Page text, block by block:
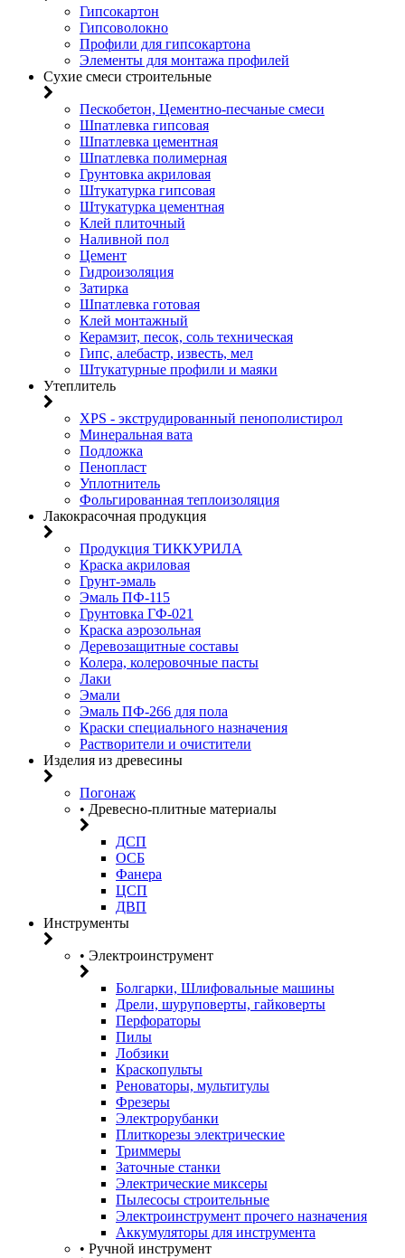
Гипсокартон
Гипсоволокно
Профили для гипсокартона
Элементы для монтажа профилей
Сухие смеси строительные
Пескобетон, Цементно-песчаные смеси
Шпатлевка гипсовая
Шпатлевка цементная
Шпатлевка полимерная
Грунтовка акриловая
Штукатурка гипсовая
Штукатурка цементная
Клей плиточный
Наливной пол
Цемент
Гидроизоляция
Затирка
Шпатлевка готовая
Клей монтажный
Керамзит, песок, соль техническая
Гипс, алебастр, известь, мел
Штукатурные профили и маяки
Утеплитель
XPS - экструдированный пенополистирол
Минеральная вата
Подложка
Пенопласт
Уплотнитель
Фольгированная теплоизоляция
Лакокрасочная продукция
Продукция ТИККУРИЛА
Краска акриловая
Грунт-эмаль
Эмаль ПФ-115
Грунтовка ГФ-021
Краска аэрозольная
Деревозащитные составы
Колера, колеровочные пасты
Лаки
Эмали
Эмаль ПФ-266 для пола
Краски специального назначения
Растворители и очистители
Изделия из древесины
Погонаж
• Древесно-плитные материалы
ДСП
ОСБ
Фанера
ЦСП
ДВП
Инструменты
• Электроинструмент
Болгарки, Шлифовальные машины
Дрели, шуруповерты, гайковерты
Перфораторы
Пилы
Лобзики
Краскопульты
Реноваторы, мультитулы
Фрезеры
Электрорубанки
Плиткорезы электрические
Триммеры
Заточные станки
Электрические миксеры
Пылесосы строительные
Электроинструмент прочего назначения
Аккумуляторы для инструмента
• Ручной инструмент